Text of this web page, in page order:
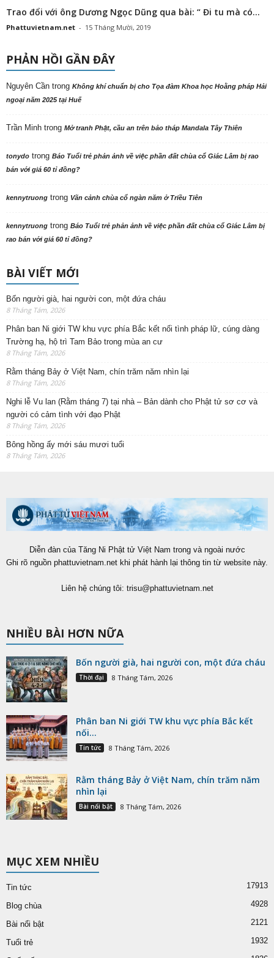
Trao đổi với ông Dương Ngọc Dũng qua bài: “ Đi tu mà có...
Phattuvietnam.net - 15 Tháng Mười, 2019
PHẢN HỒI GẦN ĐÂY
Nguyên Cần trong Không khí chuẩn bị cho Tọa đàm Khoa học Hoằng pháp Hải
ngoại năm 2025 tại Huế
Trần Minh trong Mở tranh Phật, cầu an trên bảo tháp Mandala Tây Thiên
tonydo trong Báo Tuổi trẻ phản ảnh về việc phần đất chùa cổ Giác Lâm bị rao
bán với giá 60 tỉ đồng?
kennytruong trong Vãn cảnh chùa cổ ngàn năm ở Triều Tiên
kennytruong trong Báo Tuổi trẻ phản ảnh về việc phần đất chùa cổ Giác Lâm bị
rao bán với giá 60 tỉ đồng?
BÀI VIẾT MỚI
Bốn người già, hai người con, một đứa cháu
8 Tháng Tám, 2026
Phân ban Ni giới TW khu vực phía Bắc kết nối tình pháp lữ, cúng dàng
Trường hạ, hộ trì Tam Bảo trong mùa an cư
8 Tháng Tám, 2026
Rằm tháng Bảy ở Việt Nam, chín trăm năm nhìn lại
8 Tháng Tám, 2026
Nghi lễ Vu lan (Rằm tháng 7) tại nhà – Bản dành cho Phật tử sơ cơ và
người có cảm tình với đạo Phật
8 Tháng Tám, 2026
Bông hồng ấy mới sáu mươi tuổi
8 Tháng Tám, 2026
Diễn đàn của Tăng Ni Phật tử Việt Nam trong và ngoài nước
Ghi rõ nguồn phattuvietnam.net khi phát hành lại thông tin từ website này.
Liên hệ chúng tôi: trisu@phattuvietnam.net
NHIỀU BÀI HƠN NỮA
Bốn người già, hai người con, một đứa cháu
Thời đại 8 Tháng Tám, 2026
Phân ban Ni giới TW khu vực phía Bắc kết
nối...
Tin tức 8 Tháng Tám, 2026
Rằm tháng Bảy ở Việt Nam, chín trăm năm
nhìn lại
Bài nổi bật 8 Tháng Tám, 2026
MỤC XEM NHIỀU
Tin tức 17913
Blog chùa 4928
Bài nổi bật 2121
Tuổi trẻ 1932